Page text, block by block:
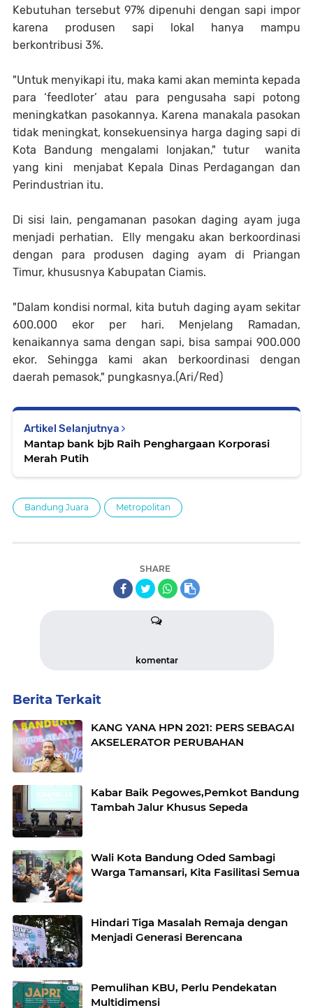
Kebutuhan tersebut 97% dipenuhi dengan sapi impor
karena produsen sapi lokal hanya mampu
berkontribusi 3%.
"Untuk menyikapi itu, maka kami akan meminta kepada
para ‘feedloter’ atau para pengusaha sapi potong
meningkatkan pasokannya. Karena manakala pasokan
tidak meningkat, konsekuensinya harga daging sapi di
Kota Bandung mengalami lonjakan," tutur wanita
yang kini menjabat Kepala Dinas Perdagangan dan
Perindustrian itu.
Di sisi lain, pengamanan pasokan daging ayam juga
menjadi perhatian. Elly mengaku akan berkoordinasi
dengan para produsen daging ayam di Priangan
Timur, khususnya Kabupatan Ciamis.
"Dalam kondisi normal, kita butuh daging ayam sekitar
600.000 ekor per hari. Menjelang Ramadan,
kenaikannya sama dengan sapi, bisa sampai 900.000
ekor. Sehingga kami akan berkoordinasi dengan
daerah pemasok," pungkasnya.(Ari/Red)
Artikel Selanjutnya
Mantap bank bjb Raih Penghargaan Korporasi
Merah Putih
Bandung Juara Metropolitan
SHARE
komentar
Berita Terkait
KANG YANA HPN 2021: PERS SEBAGAI
AKSELERATOR PERUBAHAN
Kabar Baik Pegowes,Pemkot Bandung
Tambah Jalur Khusus Sepeda
Wali Kota Bandung Oded Sambagi
Warga Tamansari, Kita Fasilitasi Semua
Hindari Tiga Masalah Remaja dengan
Menjadi Generasi Berencana
Pemulihan KBU, Perlu Pendekatan
Multidimensi